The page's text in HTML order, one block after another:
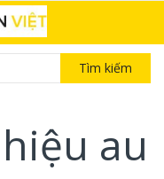
Tìm kiếm
au